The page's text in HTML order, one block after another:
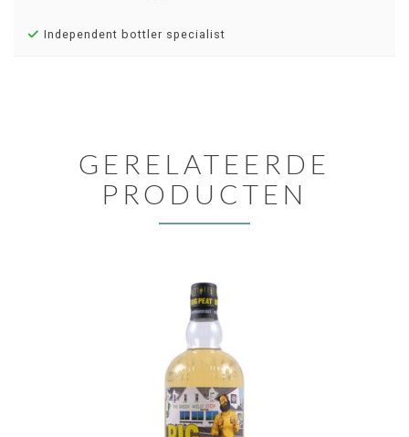
Independent bottler specialist
GERELATEERDE
PRODUCTEN